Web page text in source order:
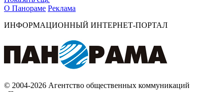
О Панораме Реклама
ИНФОРМАЦИОННЫЙ ИНТЕРНЕТ-ПОРТАЛ
© 2004-2026 Агентство общественных коммуникаций